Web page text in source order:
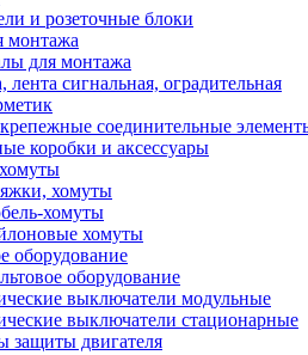
и розеточные блоки
монтажа
для монтажа
лента сигнальная, оградительная
соединительные
коробки и аксессуары
хомуты
хомуты
хомуты
оборудование
оборудование
выключатели модульные
выключатели стационарные
защиты двигателя